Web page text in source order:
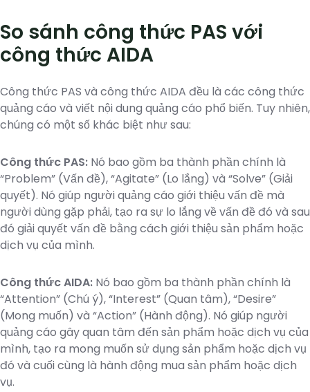
So sánh công thức PAS với
công thức AIDA
Công thức PAS và công thức AIDA đều là các công thức
quảng cáo và viết nội dung quảng cáo phổ biến. Tuy nhiên,
chúng có một số khác biệt như sau:
Công thức PAS: Nó bao gồm ba thành phần chính là
“Problem” (Vấn đề), “Agitate” (Lo lắng) và “Solve” (Giải
quyết). Nó giúp người quảng cáo giới thiệu vấn đề mà
người dùng gặp phải, tạo ra sự lo lắng về vấn đề đó và sau
đó giải quyết vấn đề bằng cách giới thiệu sản phẩm hoặc
dịch vụ của mình.
Công thức AIDA: Nó bao gồm ba thành phần chính là
“Attention” (Chú ý), “Interest” (Quan tâm), “Desire”
(Mong muốn) và “Action” (Hành động). Nó giúp người
quảng cáo gây quan tâm đến sản phẩm hoặc dịch vụ của
mình, tạo ra mong muốn sử dụng sản phẩm hoặc dịch vụ
đó và cuối cùng là hành động mua sản phẩm hoặc dịch
vụ.